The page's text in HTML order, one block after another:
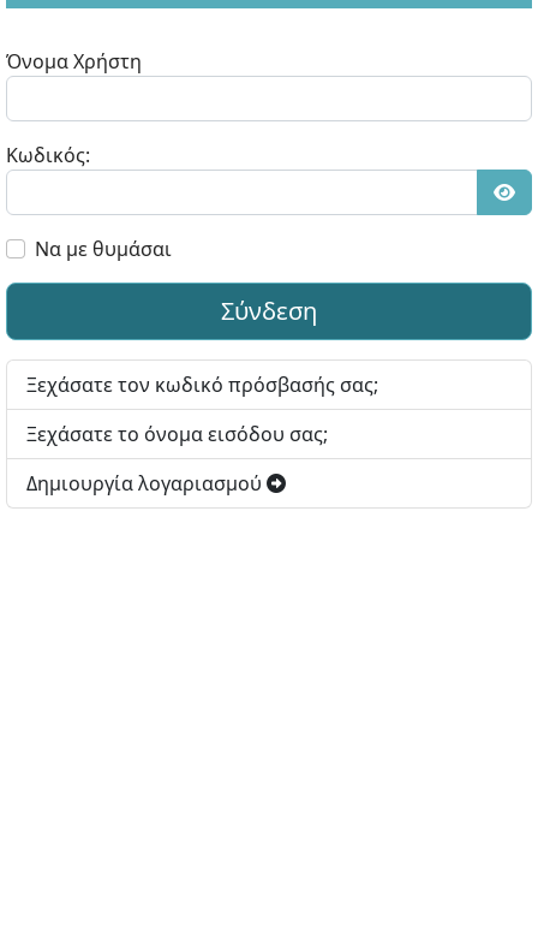
Όνομα Χρήστη
Κωδικός:
Να με θυμάσαι
Σύνδεση
Ξεχάσατε τον κωδικό πρόσβασής σας;
Ξεχάσατε το όνομα εισόδου σας;
Δημιουργία λογαριασμού